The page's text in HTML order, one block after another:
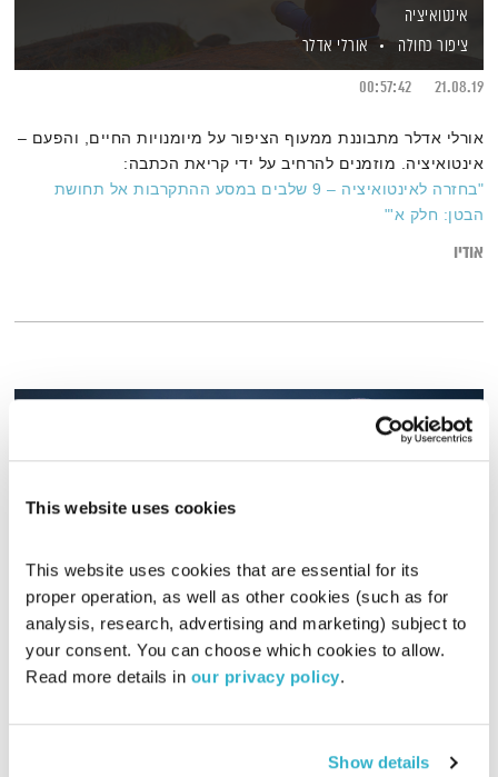
This website uses cookies
This website uses cookies that are essential for its
proper operation, as well as other cookies (such as for
analysis, research, advertising and marketing) subject to
your consent. You can choose which cookies to allow.
Read more details in our privacy policy.
Show details
אינטואיציה
ציפור כחולה
אורלי אדלר
21.08.19
00:57:42
אורלי אדלר מתבוננת ממעוף הציפור על מיומנויות החיים, והפעם –
אינטואיציה. מוזמנים להרחיב על ידי קריאת הכתבה:
"בחזרה לאינטואיציה – 9 שלבים במסע ההתקרבות אל תחושת
הבטן: חלק א'"
אודיו
כל יום מחדש – 30.1.25 – ספיישל פיל קולינס
אמיר פרי
פיל קולינס חוגג היום יום הולדת וזו סיבה נהדרת לספיישל!